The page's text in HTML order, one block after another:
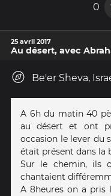
0
25 avril 2017
Au désert, avec
Be'er Sheva,
A 6h du matin 40
au désert et ont
occasion le lever du
était présent dans la
Sur le chemin, ils
chantaient
A 8heures on a pris